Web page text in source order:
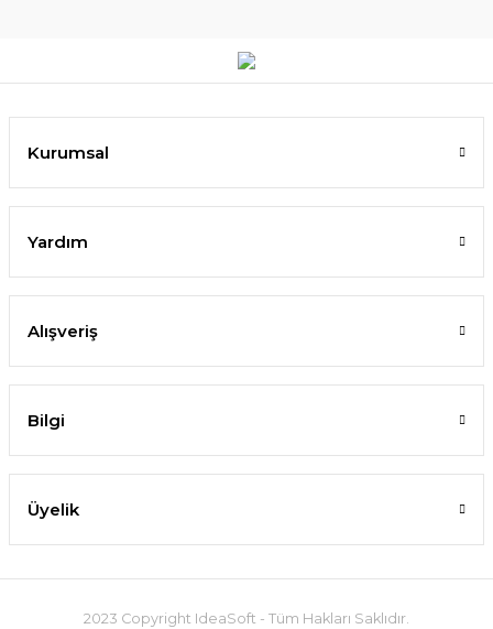
Kurumsal
Yardım
Alışveriş
Bilgi
Üyelik
2023 Copyright IdeaSoft - Tüm Hakları Saklıdır.